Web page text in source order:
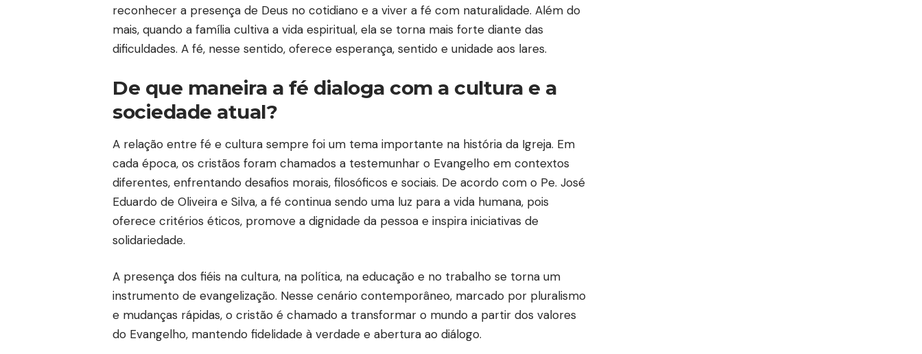
reconhecer a presença de Deus no cotidiano e a viver a fé com naturalidade. Além do
mais, quando a família cultiva a vida espiritual, ela se torna mais forte diante das
dificuldades. A fé, nesse sentido, oferece esperança, sentido e unidade aos lares.
De que maneira a fé dialoga com a cultura e a
sociedade atual?
A relação entre fé e cultura sempre foi um tema importante na história da Igreja. Em
cada época, os cristãos foram chamados a testemunhar o Evangelho em contextos
diferentes, enfrentando desafios morais, filosóficos e sociais. De acordo com o Pe. José
Eduardo de Oliveira e Silva, a fé continua sendo uma luz para a vida humana, pois
oferece critérios éticos, promove a dignidade da pessoa e inspira iniciativas de
solidariedade.
A presença dos fiéis na cultura, na política, na educação e no trabalho se torna um
instrumento de evangelização. Nesse cenário contemporâneo, marcado por pluralismo
e mudanças rápidas, o cristão é chamado a transformar o mundo a partir dos valores
do Evangelho, mantendo fidelidade à verdade e abertura ao diálogo.